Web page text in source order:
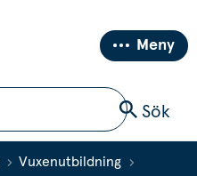
Meny
Sök
Vuxenutbildning